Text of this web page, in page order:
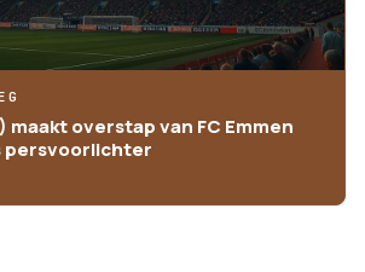
maakt overstap van FC Emmen
persvoorlichter